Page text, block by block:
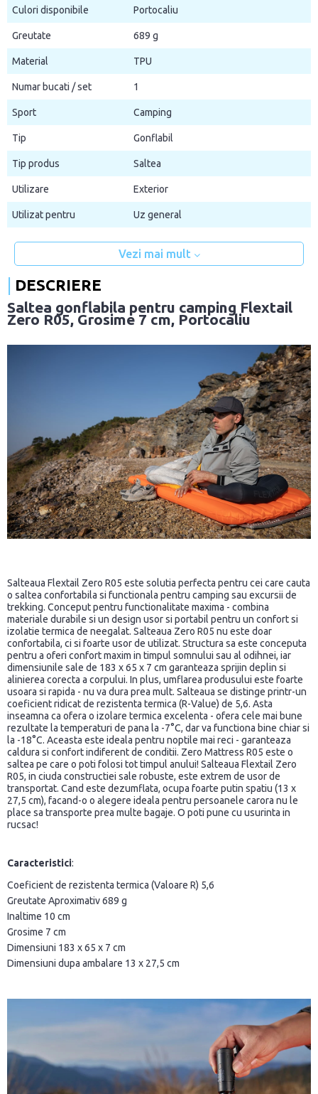
Culori disponibile Portocaliu
Greutate 689 g
Material TPU
Numar bucati / set 1
Sport Camping
Tip Gonflabil
Tip produs Saltea
Utilizare Exterior
Utilizat pentru Uz general
Vezi mai mult
DESCRIERE
Saltea gonflabila pentru camping Flextail
Zero R05, Grosime 7 cm, Portocaliu
Salteaua Flextail Zero R05 este solutia perfecta pentru cei care cauta
o saltea confortabila si functionala pentru camping sau excursii de
trekking. Conceput pentru functionalitate maxima - combina
materiale durabile si un design usor si portabil pentru un confort si
izolatie termica de neegalat. Salteaua Zero R05 nu este doar
confortabila, ci si foarte usor de utilizat. Structura sa este conceputa
pentru a oferi confort maxim in timpul somnului sau al odihnei, iar
dimensiunile sale de 183 x 65 x 7 cm garanteaza sprijin deplin si
alinierea corecta a corpului. In plus, umflarea produsului este foarte
usoara si rapida - nu va dura prea mult. Salteaua se distinge printr-un
coeficient ridicat de rezistenta termica (R-Value) de 5,6. Asta
inseamna ca ofera o izolare termica excelenta - ofera cele mai bune
rezultate la temperaturi de pana la -7°C, dar va functiona bine chiar si
la -18°C. Aceasta este ideala pentru noptile mai reci - garanteaza
caldura si confort indiferent de conditii. Zero Mattress R05 este o
saltea pe care o poti folosi tot timpul anului! Salteaua Flextail Zero
R05, in ciuda constructiei sale robuste, este extrem de usor de
transportat. Cand este dezumflata, ocupa foarte putin spatiu (13 x
27,5 cm), facand-o o alegere ideala pentru persoanele carora nu le
place sa transporte prea multe bagaje. O poti pune cu usurinta in
rucsac!
Caracteristici:
Coeficient de rezistenta termica (Valoare R) 5,6
Greutate Aproximativ 689 g
Inaltime 10 cm
Grosime 7 cm
Dimensiuni 183 x 65 x 7 cm
Dimensiuni dupa ambalare 13 x 27,5 cm